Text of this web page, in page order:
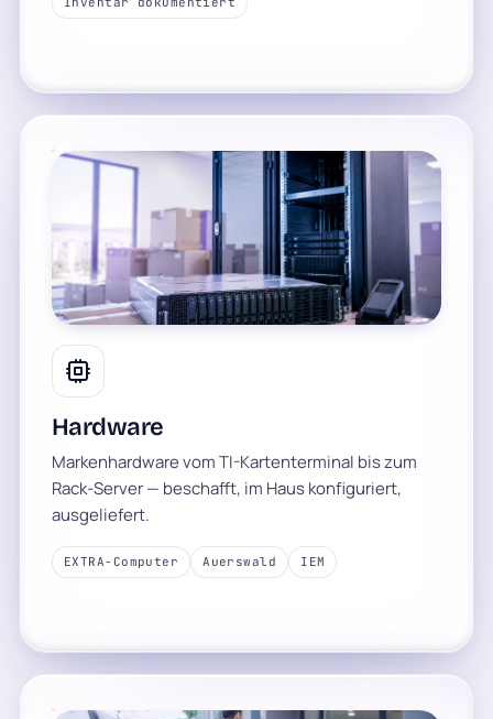
Hardware
Markenhardware vom TI-Kartenterminal bis zum
Rack-Server — beschafft, im Haus konfiguriert,
ausgeliefert.
EXTRA-Computer Auerswald IEM